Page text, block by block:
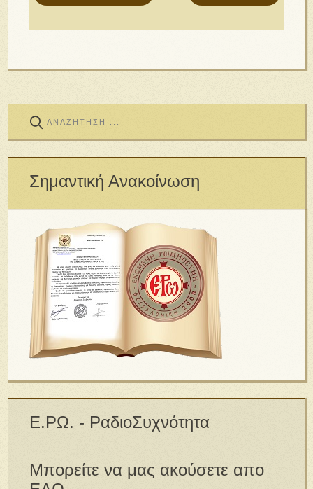
Σημαντική Ανακοίνωση
Ε.ΡΩ. - ΡαδιοΣυχνότητα
Μπορείτε να μας ακούσετε απο